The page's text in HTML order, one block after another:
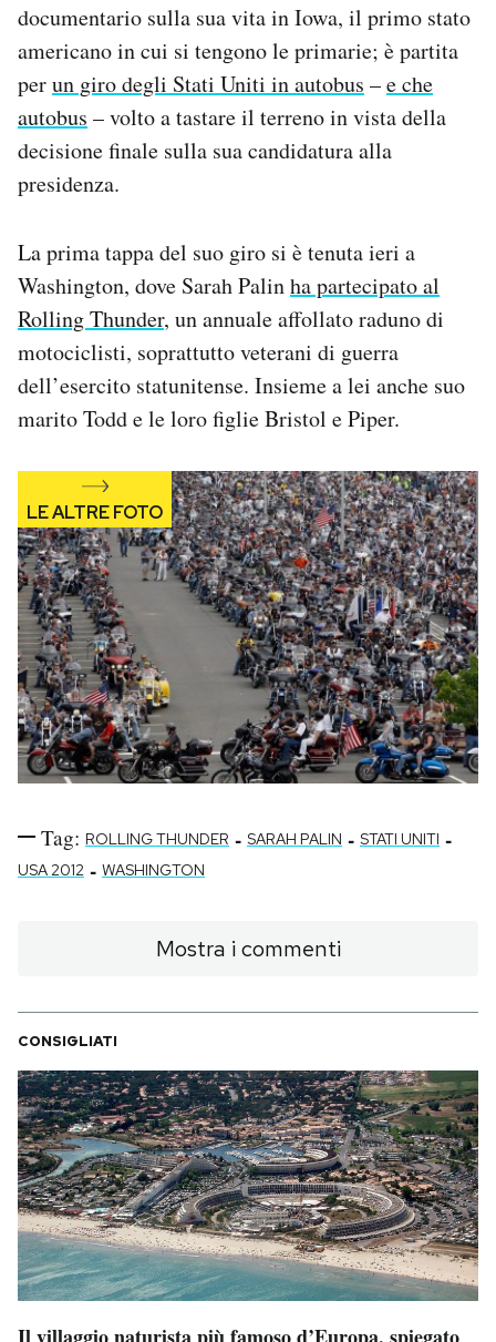
documentario sulla sua vita in Iowa, il primo stato
americano in cui si tengono le primarie; è partita
perun giro degli Stati Uniti in autobus –e che
autobus – volto a tastare il terreno in vista della
decisione finale sulla sua candidatura alla
presidenza.
La prima tappa del suo giro si è tenuta ieri a
Washington, dove Sarah Palinha partecipato al
Rolling Thunder, un annuale affollato raduno di
motociclisti, soprattutto veterani di guerra
dell’esercito statunitense. Insieme a lei anche suo
marito Todd e le loro figlie Bristol e Piper.
Tag: ROLLING THUNDER - SARAH PALIN - STATI UNITI -
USA 2012 - WASHINGTON
Mostra i commenti
CONSIGLIATI
Il villaggio naturista più famoso d’Europa, spiegato